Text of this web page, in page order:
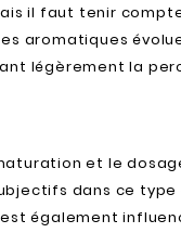
il faut tenir
aromatiques
légèrement la
et le
dans ce
également